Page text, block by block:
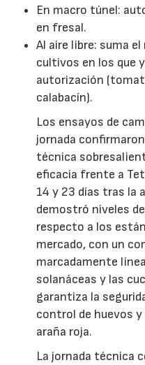
En macro túnel:
en fresal.
Al aire libre: suma
cultivos en los que
autorización
calabacín).
Los ensayos de
jornada
técnica
eficacia frente a
14 y 23 días tras la
demostró niveles
respecto a los
mercado, con un
marcadamente
solanáceas y las
garantiza la
control de huevos
araña roja.
La jornada técnica